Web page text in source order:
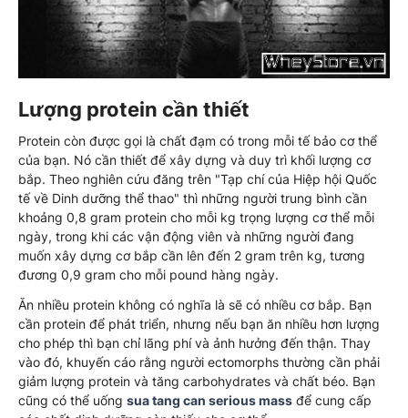
Lượng protein cần thiết
Protein còn được gọi là chất đạm có trong mỗi tế bảo cơ thể
của bạn. Nó cần thiết để xây dựng và duy trì khối lượng cơ
bắp. Theo nghiên cứu đăng trên "Tạp chí của Hiệp hội Quốc
tế về Dinh dưỡng thể thao" thì những người trung bình cần
khoảng 0,8 gram protein cho mỗi kg trọng lượng cơ thể mỗi
ngày, trong khi các vận động viên và những người đang
muốn xây dựng cơ bắp cần lên đến 2 gram trên kg, tương
đương 0,9 gram cho mỗi pound hàng ngày.
Ăn nhiều protein không có nghĩa là sẽ có nhiều cơ bắp. Bạn
cần protein để phát triển, nhưng nếu bạn ăn nhiều hơn lượng
cho phép thì bạn chỉ lãng phí và ảnh hưởng đến thận. Thay
vào đó, khuyến cáo rằng người ectomorphs thường cần phải
giảm lượng protein và tăng carbohydrates và chất béo. Bạn
cũng có thể uống sua tang can serious mass để cung cấp